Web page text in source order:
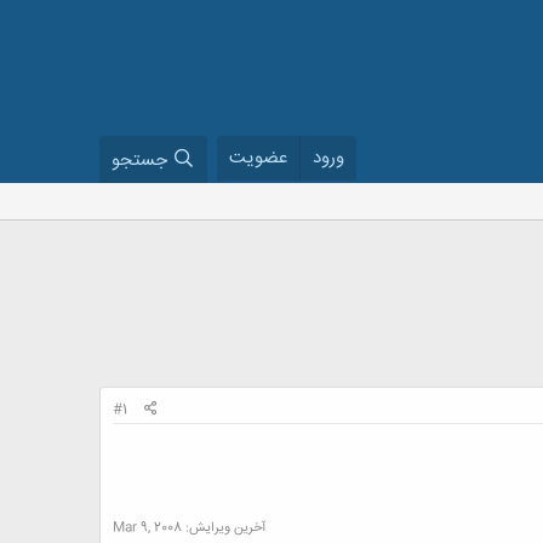
ورود عضویت جستجو
#1
آخرین ویرایش: Mar 9, 2008